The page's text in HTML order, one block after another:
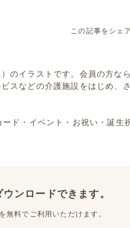
この記事をシェ
のイラストです。会員の方な
スなどの介護施設をはじめ、
ド・イベント・お祝い・誕生
ウンロードできます。
料でご利用いただけます。